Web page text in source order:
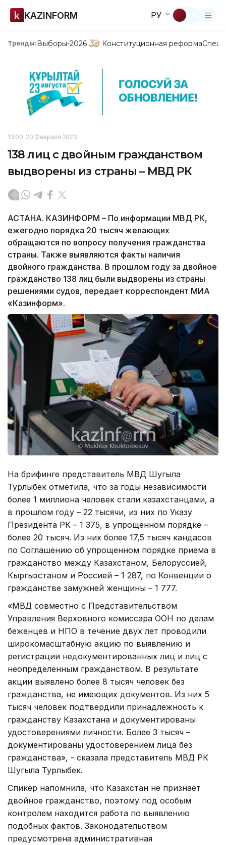
KAZINFORM РУ
Тренды:Выборы-2026 Конституционная реформа
13:00, 20 Февраля 2023
138 лиц с двойным гражданством
выдворены из страны – МВД РК
АСТАНА. КАЗИНФОРМ – По информации МВД РК,
ежегодно порядка 20 тысяч желающих
обращаются по вопросу получения гражданства
страны. Также выявляются факты наличия
двойного гражданства. В прошлом году за двойное
гражданство 138 лиц были выдворены из страны
решениями судов, передает корреспондент МИА
«Казинформ».
На брифинге представитель МВД Шугыла
Турлыбек отметила, что за годы независимости
более 1 миллиона человек стали казахстанцами, а
в прошлом году – 22 тысячи, из них по Указу
Президента РК – 1 375, в упрощенном порядке –
более 20 тысяч. Из них более 17,5 тысяч кандасов
по Соглашению об упрощенном порядке приема в
гражданство между Казахстаном, Белоруссией,
Кыргызстаном и Россией – 1 287, по Конвенции о
гражданстве замужней женщины – 1 777.
«МВД совместно с Представительством
Управления Верховного комиссара ООН по делам
беженцев и НПО в течение двух лет проводили
широкомасштабную акцию по выявлению и
регистрации недокументированных лиц и лиц с
неопределенным гражданством. В результате
акции выявлено более 8 тысяч человек без
гражданства, не имеющих документов. Из них 5
тысяч человек подтвердили принадлежность к
гражданству Казахстана и документированы
удостоверениями личности. Более 3 тысяч –
документированы удостоверением лица без
гражданства», - сказала представитель МВД РК
Шугыла Турлыбек.
Спикер напомнила, что Казахстан не признает
двойное гражданство, поэтому под особым
контролем находится работа по выявлению
подобных фактов. Законодательством
предусмотрена административная